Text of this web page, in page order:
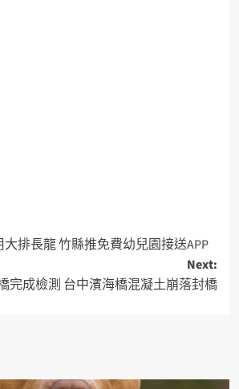
排長龍 竹縣推免費幼兒園接送APP
Next:
完成檢測 台中濱海橋混凝土崩落封橋